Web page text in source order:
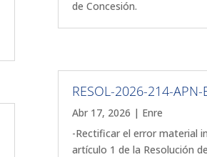
de Concesión.
RESOL-2026-214-APN-
Abr 17, 2026 | Enre
-Rectificar el error material
artículo 1 de la Resolución